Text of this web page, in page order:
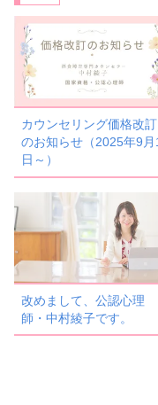
カウンセリング価格改訂
のお知らせ（2025年9月
日～）
改めまして、公認心理
師・中村綾子です。